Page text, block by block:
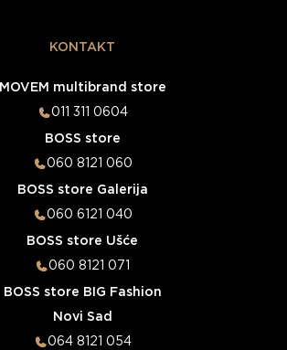
KONTAKT
MOVEM multibrand store
011 311 0604
BOSS store
060 8121 060
BOSS store Galerija
060 6121 040
BOSS store Ušće
060 8121 071
BOSS store BIG Fashion
Novi Sad
064 8121 054